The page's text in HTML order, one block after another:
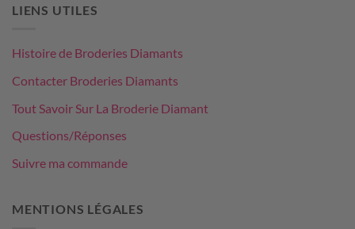
LIENS UTILES
Histoire de Broderies Diamants
Contacter Broderies Diamants
Tout Savoir Sur La Broderie Diamant
Questions/Réponses
Suivre ma commande
MENTIONS LÉGALES